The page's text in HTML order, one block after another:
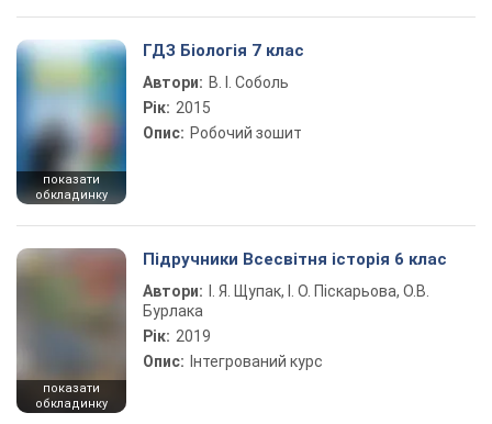
показати
обкладинку
ГДЗ Біологія 7 клас
Автори: В. І. Соболь
Рік: 2015
Опис: Робочий зошит
показати
обкладинку
Підручники Всесвітня історія 6 клас
Автори:
І. Я. Щупак, І. О. Піскарьова, О.В.
Бурлака
Рік: 2019
Опис: Інтегрований курс